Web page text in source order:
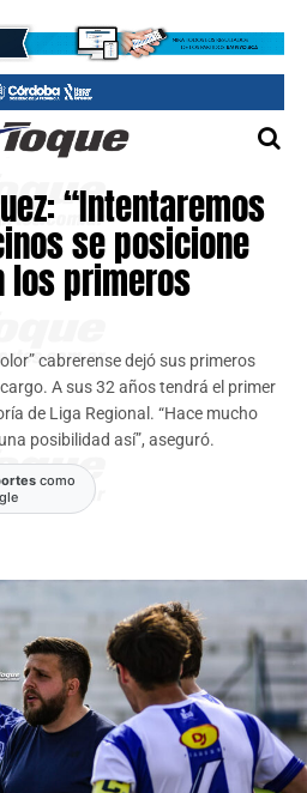
“Intentaremos
se posicione
los primeros
cabrerense dejó sus primeros
A sus 32 años tendrá el primer
de Liga Regional. “Hace mucho
posibilidad así”, aseguró.
como